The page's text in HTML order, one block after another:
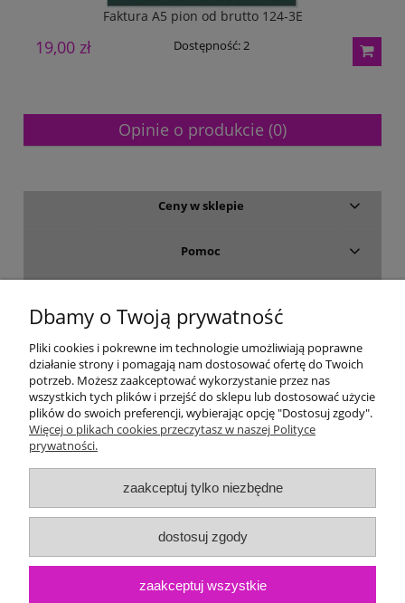
Faktura A5 pion od brutto 124-3E
19,00 zł Dostępność: 2
Opinie o produkcie (0)
Ceny w sklepie
Pomoc
Moje konto
Gwarancja i zwroty
O firmie
Dbamy o Twoją prywatność
Pliki cookies i pokrewne im technologie umożliwiają poprawne
działanie strony i pomagają nam dostosować ofertę do Twoich
potrzeb. Możesz zaakceptować wykorzystanie przez nas
wszystkich tych plików i przejść do sklepu lub dostosować użycie
plików do swoich preferencji, wybierając opcję "Dostosuj zgody".
Więcej o plikach cookies przeczytasz w naszej Polityce
prywatności.
zaakceptuj tylko niezbędne
dostosuj zgody
zaakceptuj wszystkie